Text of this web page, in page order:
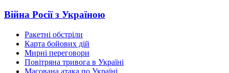
Війна Росії з Україною
Ракетні обстріли
Карта бойових дій
Мирні переговори
Повітряна тривога в Україні
Масована атака по Україні